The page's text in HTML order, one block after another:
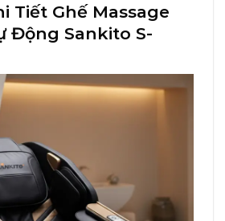
Tiết Ghế Massage
Động Sankito S-